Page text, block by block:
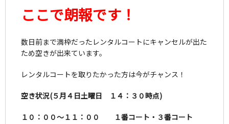
ここで朗報です！
数日前まで満枠だったレンタルコートにキャンセルが出た
ため空きが出来ています。
レンタルコートを取りたかった方は今がチャンス！
空き状況(５月４日土曜日 １４：３０時点)
１０：００～１１：００ １番コート・３番コート